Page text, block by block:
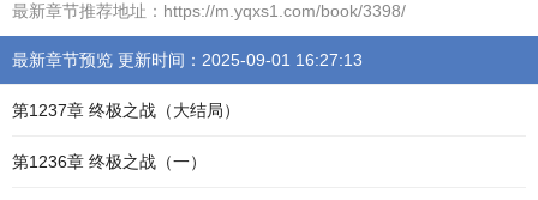
最新章节推荐地址：https://m.yqxs1.com/book/3398/
最新章节预览 更新时间：2025-09-01 16:27:13
第1237章 终极之战（大结局）
第1236章 终极之战（一）